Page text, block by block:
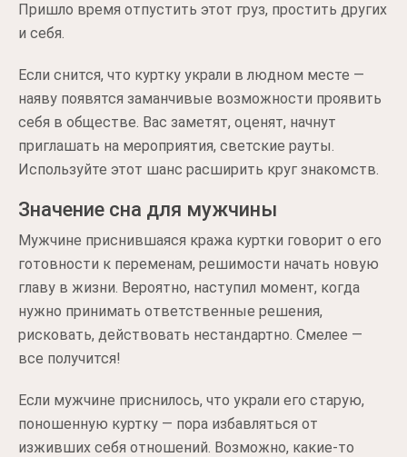
Пришло время отпустить этот груз, простить других
и себя.
Если снится, что куртку украли в людном месте —
наяву появятся заманчивые возможности проявить
себя в обществе. Вас заметят, оценят, начнут
приглашать на мероприятия, светские рауты.
Используйте этот шанс расширить круг знакомств.
Значение сна для мужчины
Мужчине приснившаяся кража куртки говорит о его
готовности к переменам, решимости начать новую
главу в жизни. Вероятно, наступил момент, когда
нужно принимать ответственные решения,
рисковать, действовать нестандартно. Смелее —
все получится!
Если мужчине приснилось, что украли его старую,
поношенную куртку — пора избавляться от
изживших себя отношений. Возможно, какие-то